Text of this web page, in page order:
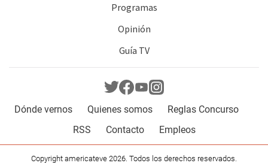
Programas
Opinión
Guía TV
Dónde vernos Quienes somos
Reglas Concurso
RSS
Contacto Empleos
Copyright americateve 2026. Todos los derechos reservados.